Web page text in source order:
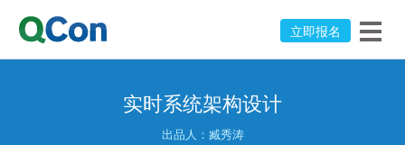
立即报名
实时系统架构设计
出品人： 臧秀涛